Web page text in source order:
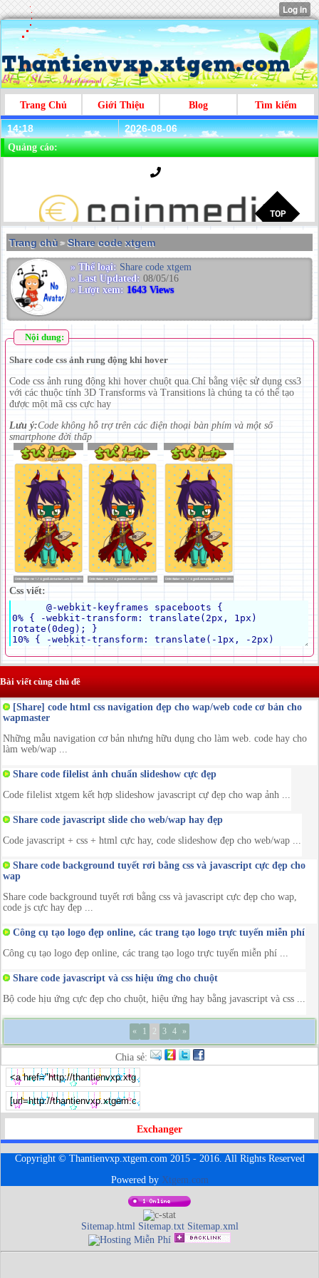
Trang Chủ Giới Thiệu Blog Tìm kiếm
14:18 2026-08-06
Quảng cáo:
Trang chủ >Share code xtgem
» Thể loại: Share code xtgem
» Last Updated: 08/05/16
» Lượt xem: 1643 Views
Nội dung:
Share code css ảnh rung động khi hover
Code css ảnh rung động khi hover chuột qua.Chỉ bằng việc sử dụng css3
với các thuộc tính 3D Transforms và Transitions là chúng ta có thể tạo
được một mã css cực hay
Lưu ý:Code không hỗ trợ trên các điện thoại bàn phím và một số
smartphone đời thấp
Css viết:
Bài viết cùng chủ đề
[Share] code html css navigation đẹp cho wap/web code cơ bản cho
wapmaster
Những mẫu navigation cơ bản nhưng hữu dụng cho làm web. code hay cho
làm web/wap ...
Share code filelist ảnh chuẩn slideshow cực đẹp
Code filelist xtgem kết hợp slideshow javascript cự đẹp cho wap ảnh ...
Share code javascript slide cho web/wap hay đẹp
Code javascript + css + html cực hay, code slideshow đẹp cho web/wap ...
Share code background tuyết rơi bằng css và javascript cực đẹp cho
wap
Share code background tuyết rơi bằng css và javascript cực đẹp cho wap,
code js cực hay đẹp ...
Công cụ tạo logo đẹp online, các trang tạo logo trực tuyến miễn phí
Công cụ tạo logo đẹp online, các trang tạo logo trực tuyến miễn phí ...
Share code javascript và css hiệu ứng cho chuột
Bộ code hịu ứng cực đẹp cho chuột, hiệu ứng hay bằng javascript và css ...
« 1 2 3 4 »
Chia sẻ:
Exchanger
Copyright © Thantienvxp.xtgem.com 2015 - 2016. All Rights Reserved
Powered by Xtgem.com
Sitemap.html Sitemap.txt Sitemap.xml